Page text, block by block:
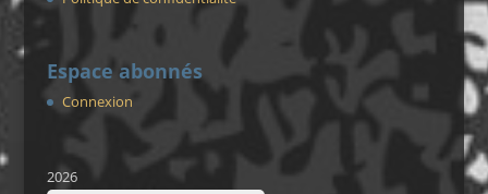
Espace abonnés
Connexion
2026